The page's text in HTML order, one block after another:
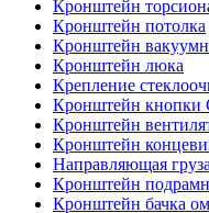
Кронштейн
Кронштейн потолка
Кронштейн
Кронштейн люка
Крепление
Кронштейн кнопки
Кронштейн
Кронштейн
Направляющая
Кронштейн
Кронштейн бачка